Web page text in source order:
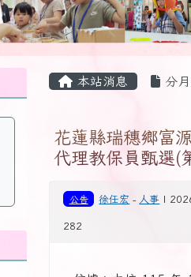
主內容區域
本站消息 分月
花蓮縣瑞穗鄉富
代理教保員甄選(
公告 徐任宏 - 人事 |
282